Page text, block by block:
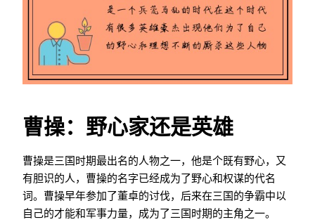
曹操：野心家还是英雄
曹操是三国时期最出名的人物之一，他是个既有野心，又
有胆识的人，曹操的名字已经成为了野心和权谋的代名
词。曹操早年参加了董卓的讨伐，后来在三国的争霸中以
自己的才能和军事力量，成为了三国时期的主角之一。